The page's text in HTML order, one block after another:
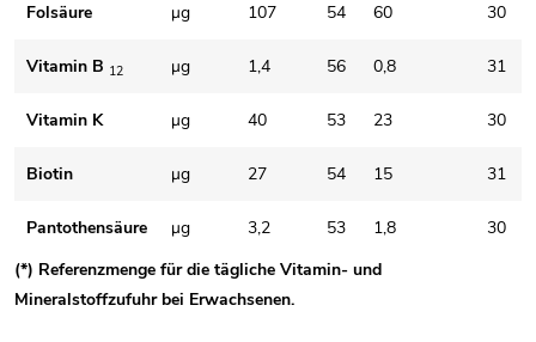
Folsäure μg 107 54 60 30
Vitamin B 12 μg 1,4 56 0,8 31
Vitamin K μg 40 53 23 30
Biotin μg 27 54 15 31
Pantothensäure μg 3,2 53 1,8
30
(*) Referenzmenge für die tägliche Vitamin- und
Mineralstoffzufuhr bei Erwachsenen.